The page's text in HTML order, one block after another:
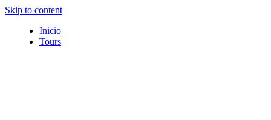
Skip to content
Inicio
Tours